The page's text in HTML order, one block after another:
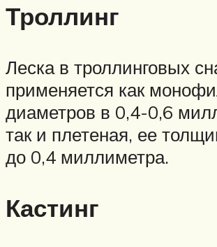
Троллинг
Леска в троллинговых
применяется как
диаметров в 0,4-0,6
так и плетеная, ее
до 0,4 миллиметра.
Кастинг